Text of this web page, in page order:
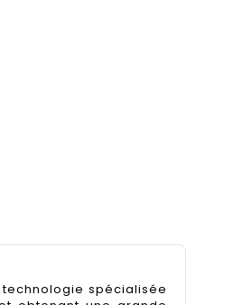
technologie spécialisée